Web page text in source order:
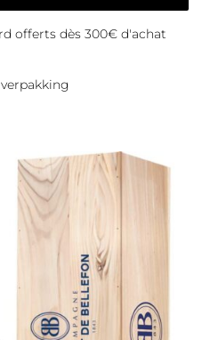
offerts dès 300€ d'achat